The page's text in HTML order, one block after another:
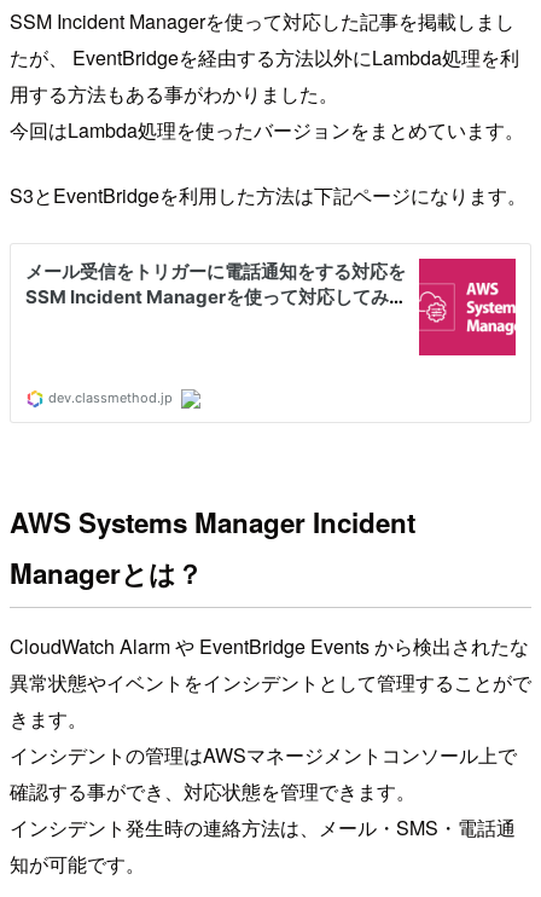
SSM Incident Managerを使って対応した記事を掲載しまし
たが、 EventBridgeを経由する方法以外にLambda処理を利
用する方法もある事がわかりました。
今回はLambda処理を使ったバージョンをまとめています。
S3とEventBridgeを利用した方法は下記ページになります。
AWS Systems Manager Incident
Managerとは？
CloudWatch Alarm や EventBridge Events から検出されたな
異常状態やイベントをインシデントとして管理することがで
きます。
インシデントの管理はAWSマネージメントコンソール上で
確認する事ができ、対応状態を管理できます。
インシデント発生時の連絡方法は、メール・SMS・電話通
知が可能です。